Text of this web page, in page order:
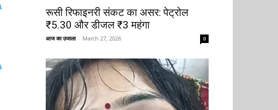
रूसी रिफाइनरी संकट का असर: पेट्रोल
₹5.30 और डीजल ₹3 महंगा
आज का उजाला - March 27, 2026 0